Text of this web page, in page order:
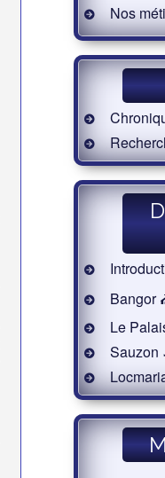
Nos
Bangor
Le
Sauzon